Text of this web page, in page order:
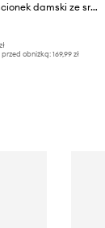
ANIA KRUK pierścionek damski ze srebra pozłacanego z cyrkonią GLAMOUR
przed obniżką: 169,99 zł